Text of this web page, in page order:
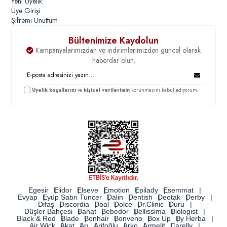
Üye Girişi
Şifremi Unuttum
Bültenimize Kaydolun
Kampanyalarımızdan ve indirimlerimizden güncel olarak
haberdar olun.
Üyelik koşullarını ve kişisel verilerimin korunmasını kabul ediyorum.
Egesir Elidor Elseve Emotion Epilady
Esemmat
Evyap
Eyüp Sabri Tuncer Dalin Dentish Deotak
Derby
Difaş
Discordia Doal Dolce Dr.Clinic
Duru
Düşler Bahçesi
Banat Bebedor Bellissima
Biologist
Black & Red
Blade Bonhair Bonveno Box Up
By Herba